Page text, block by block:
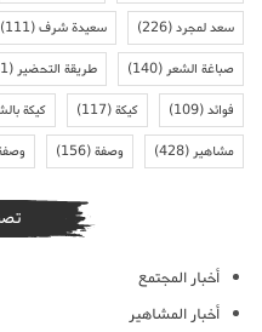
سعد لمجرد(226) سعيدة شرف(111)
صباغة الشعر(140) طريقة التحضير(151)
فوائد(109) كيكة(117) كيكة
مشاهير(428) وصفة(156)
أخبار المجتمع
أخبار المشاهير